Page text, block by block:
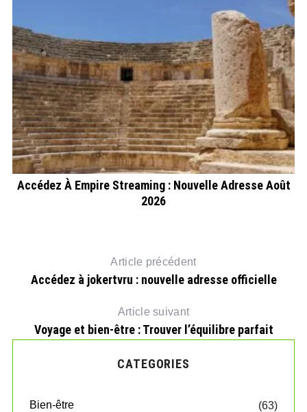
Accédez À Empire Streaming : Nouvelle Adresse Août
2026
Article précédent
Accédez à jokertvru : nouvelle adresse officielle
Article suivant
Voyage et bien-être : Trouver l’équilibre parfait
CATEGORIES
Bien-être (63)